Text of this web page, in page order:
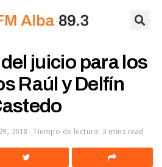
juicio para los
Raúl y Delfín
2018 Tiempo de lectura: 2 mins read